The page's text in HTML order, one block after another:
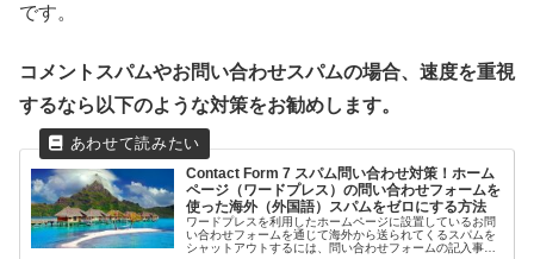
です。
コメントスパムやお問い合わせスパムの場合、速度を重視
するなら以下のような対策をお勧めします。
Contact Form 7 スパム問い合わせ対策！ホーム
ページ（ワードプレス）の問い合わせフォームを
使った海外（外国語）スパムをゼロにする方法
ワードプレスを利用したホームページに設置しているお問
い合わせフォームを通じて海外から送られてくるスパムを
シャットアウトするには、問い合わせフォームの記入事項